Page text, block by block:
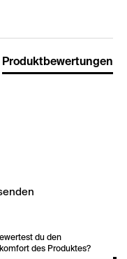
Produktbewertungen
du den
des Produktes?